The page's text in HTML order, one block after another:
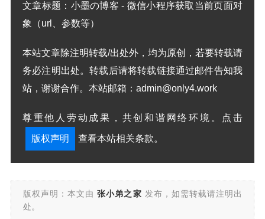
文章标题： 小墨の博客 - 微信小程序获取当前页面对
象（url、参数等）
本站文章除注明转载/出处外，均为原创，若要转载请
务必注明出处。转载后请将转载链接通过邮件告知我
站，谢谢合作。本站邮箱：admin@only4.work
尊重他人劳动成果，共创和谐网络环境。点击
版权声明 查看本站相关条款。
版权声明：本文由 张小弟之家 发布，如需转载请注明出
处。